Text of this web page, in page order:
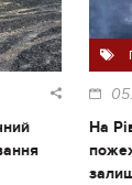
На